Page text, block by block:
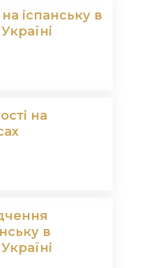
іспанську в
на
в